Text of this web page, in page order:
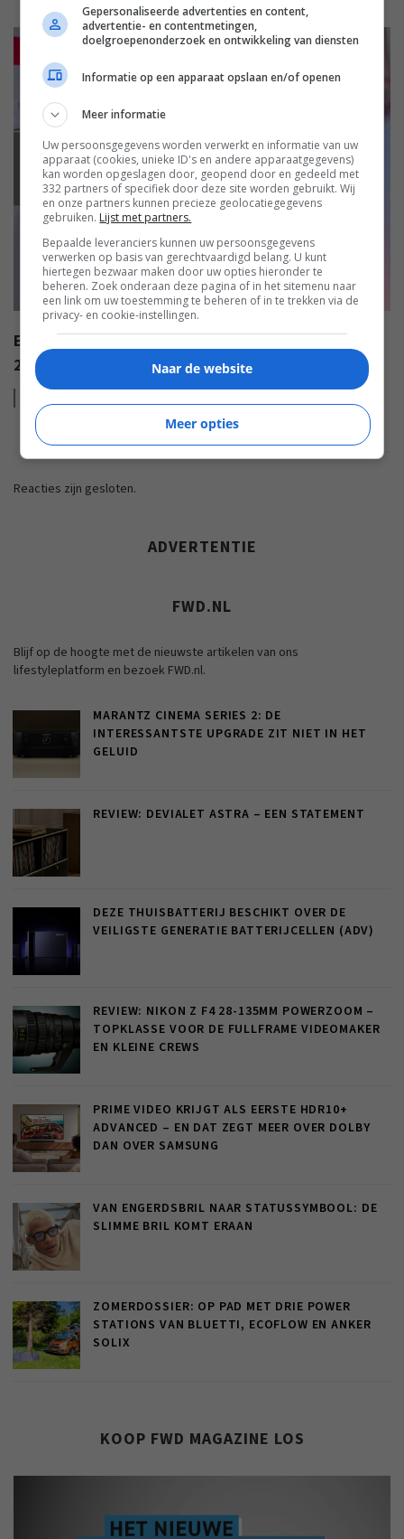
EISA AWARDS: WAT ZIJN DE BESTE PRODUCTEN VAN
2022?
Reacties zijn gesloten.
ADVERTENTIE
FWD.NL
Blijf op de hoogte met de nieuwste artikelen van ons
lifestyleplatform en bezoek FWD.nl.
MARANTZ CINEMA SERIES 2: DE
INTERESSANTSTE UPGRADE ZIT NIET IN HET
GELUID
REVIEW: DEVIALET ASTRA – EEN STATEMENT
DEZE THUISBATTERIJ BESCHIKT OVER DE
VEILIGSTE GENERATIE BATTERIJCELLEN (ADV)
REVIEW: NIKON Z F4 28-135MM POWERZOOM –
TOPKLASSE VOOR DE FULLFRAME VIDEOMAKER
EN KLEINE CREWS
PRIME VIDEO KRIJGT ALS EERSTE HDR10+
ADVANCED – EN DAT ZEGT MEER OVER DOLBY
DAN OVER SAMSUNG
VAN ENGERDSBRIL NAAR STATUSSYMBOOL: DE
SLIMME BRIL KOMT ERAAN
ZOMERDOSSIER: OP PAD MET DRIE POWER
STATIONS VAN BLUETTI, ECOFLOW EN ANKER
SOLIX
KOOP FWD MAGAZINE LOS
Gepersonaliseerde advertenties en content,
advertentie- en contentmetingen,
doelgroepenonderzoek en ontwikkeling van diensten
Informatie op een apparaat opslaan en/of openen
Meer informatie
Uw persoonsgegevens worden verwerkt en informatie van uw
apparaat (cookies, unieke ID's en andere apparaatgegevens)
kan worden opgeslagen door, geopend door en gedeeld met
332 partners of specifiek door deze site worden gebruikt. Wij
en onze partners kunnen precieze geolocatiegegevens
gebruiken. Lijst met partners.
Bepaalde leveranciers kunnen uw persoonsgegevens
verwerken op basis van gerechtvaardigd belang. U kunt
hiertegen bezwaar maken door uw opties hieronder te
beheren. Zoek onderaan deze pagina of in het sitemenu naar
een link om uw toestemming te beheren of in te trekken via de
privacy- en cookie-instellingen.
Naar de website
Meer opties